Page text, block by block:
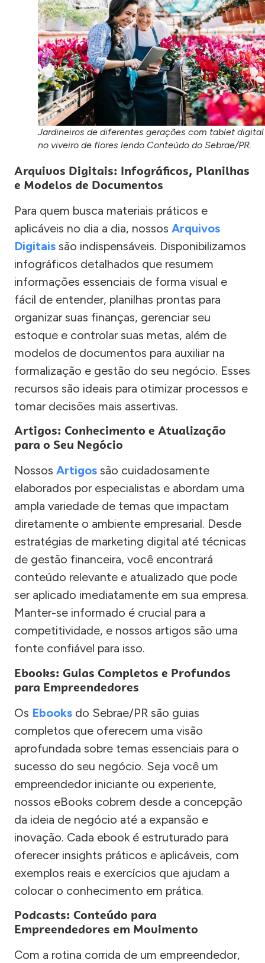
Jardineiros de diferentes gerações com tablet digital
no viveiro de flores lendo Conteúdo do Sebrae/PR.
Arquivos Digitais: Infográficos, Planilhas
e Modelos de Documentos
Para quem busca materiais práticos e
aplicáveis no dia a dia, nossos Arquivos
Digitais são indispensáveis. Disponibilizamos
infográficos detalhados que resumem
informações essenciais de forma visual e
fácil de entender, planilhas prontas para
organizar suas finanças, gerenciar seu
estoque e controlar suas metas, além de
modelos de documentos para auxiliar na
formalização e gestão do seu negócio. Esses
recursos são ideais para otimizar processos e
tomar decisões mais assertivas.
Artigos: Conhecimento e Atualização
para o Seu Negócio
Nossos Artigos são cuidadosamente
elaborados por especialistas e abordam uma
ampla variedade de temas que impactam
diretamente o ambiente empresarial. Desde
estratégias de marketing digital até técnicas
de gestão financeira, você encontrará
conteúdo relevante e atualizado que pode
ser aplicado imediatamente em sua empresa.
Manter-se informado é crucial para a
competitividade, e nossos artigos são uma
fonte confiável para isso.
Ebooks: Guias Completos e Profundos
para Empreendedores
Os Ebooks do Sebrae/PR são guias
completos que oferecem uma visão
aprofundada sobre temas essenciais para o
sucesso do seu negócio. Seja você um
empreendedor iniciante ou experiente,
nossos eBooks cobrem desde a concepção
da ideia de negócio até a expansão e
inovação. Cada ebook é estruturado para
oferecer insights práticos e aplicáveis, com
exemplos reais e exercícios que ajudam a
colocar o conhecimento em prática.
Podcasts: Conteúdo para
Empreendedores em Movimento
Com a rotina corrida de um empreendedor,